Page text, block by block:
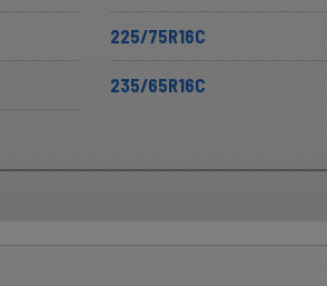
225/75R16C
235/65R16C